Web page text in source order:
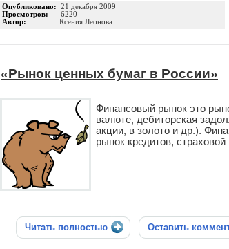
Опубликовано: 21 декабря 2009
Просмотров: 6220
Автор: Ксения Леонова
«Рынок ценных бумаг в России»
Финансовый рынок это
валюте, дебиторская
акции, в золото и др.).
рынок кредитов,
Читать полностью Оставить